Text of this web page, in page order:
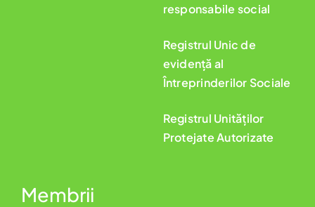
responsabile social
Registrul Unic de
evidență al
Întreprinderilor Sociale
Registrul Unităților
Protejate Autorizate
Membrii